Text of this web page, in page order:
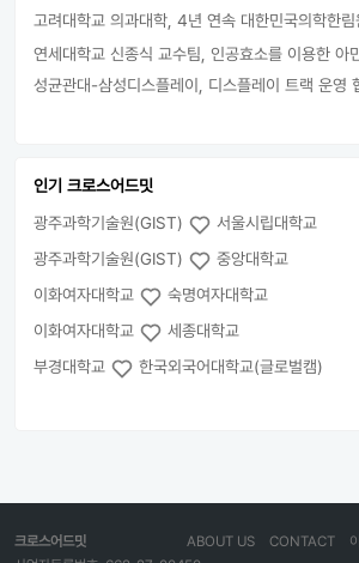
성균관대-삼성디스플레이, 디스플레이 트랙 운영
인기 크로스어드밋
광주과학기술원(GIST)
서울시립대학교
광주과학기술원(GIST)
중앙대학교
이화여자대학교
숙명여자대학교
이화여자대학교
세종대학교
부경대학교
한국외국어대학교(글로벌캠)
크로스어드밋 CONTACT
ABOUT US